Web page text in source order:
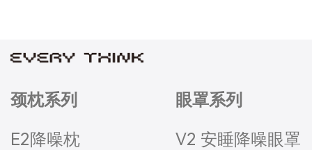
颈枕系列
E2降噪枕
眼罩系列
V2 安睡降噪眼罩